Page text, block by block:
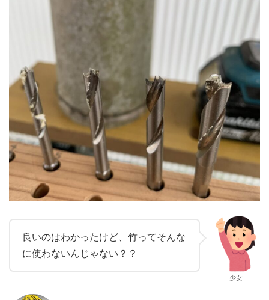
良いのはわかったけど、竹ってそんな
に使わないんじゃない？？
少女